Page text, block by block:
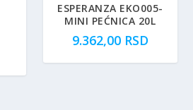
ESPERANZA EKO005-
MINI PEĆNICA 20L
9.362,00 RSD